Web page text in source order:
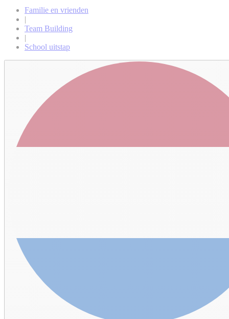
Familie en vrienden
|
Team Building
|
School uitstap